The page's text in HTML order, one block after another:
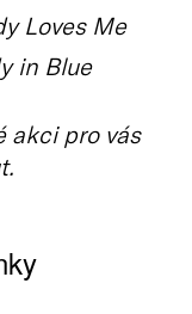
Loves Me
in Blue
akci pro vás